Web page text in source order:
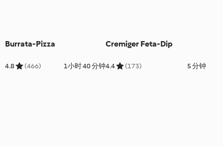
Burrata-Pizza
4.8 (466) 1小时 40 分钟
Cremiger Feta-Dip
4.4 (173) 5 分钟